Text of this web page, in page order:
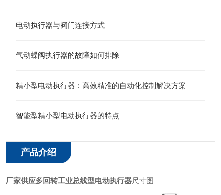
电动执行器与阀门连接方式
气动蝶阀执行器的故障如何排除
精小型电动执行器：高效精准的自动化控制解决方案
智能型精小型电动执行器的特点
产品介绍
厂家供应多回转工业总线型电动执行器尺寸图